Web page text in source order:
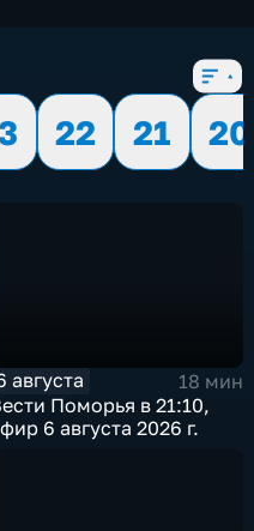
22 21
20
августа
18 мин
Поморья в 21:10,
6 августа 2026 г.